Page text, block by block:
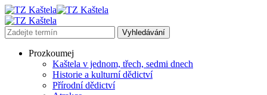
Prozkoumej
Kaštela v jednom, třech, sedmi dnech
Historie a kulturní dědictví
Přírodní dědictví